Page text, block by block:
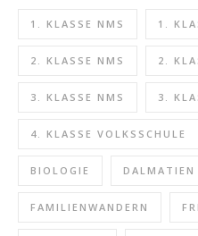
1. KLASSE NMS 1.
2. KLASSE NMS 2.
3. KLASSE NMS 3.
4. KLASSE VOLKSSCHULE
BIOLOGIE DALMATIEN
FAMILIENWANDERN